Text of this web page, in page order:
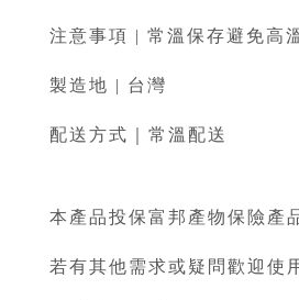
注意事項 | 常溫保存避免高
製造地 | 台灣
配送方式｜常溫配送
本產品投保富邦產物保險產
若有其他需求或疑問歡迎使